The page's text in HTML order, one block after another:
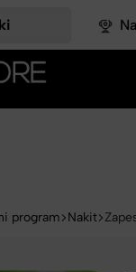
program Nakit